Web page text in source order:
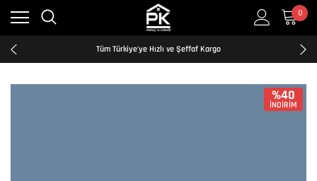
0
Kredi Kartına Taksit İmkanı
2500₺ ve Üzeri Ücretsiz Kargo
Tüm Türkiye'ye Hızlı ve Şeffaf Kargo
Kredi Kartına Taksit İmkanı
%40
İNDİRİM